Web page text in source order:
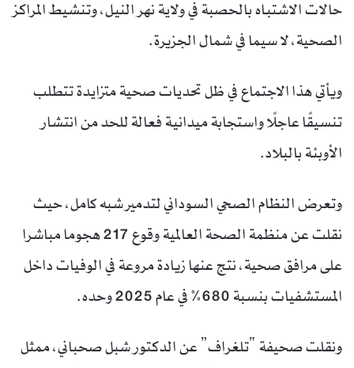
حالات الاشتباه بالحصبة في ولاية نهر النيل، وتنشيط المراكز
الصحية، لا سيما في شمال الجزيرة.
ويأتي هذا الاجتماع في ظل تحديات صحية متزايدة تتطلب
تنسيقًا عاجلًا واستجابة ميدانية فعالة للحد من انتشار
الأوبئة بالبلاد.
وتعرض النظام الصحي السوداني لتدمير شبه كامل، حيث
نقلت عن منظمة الصحة العالمية وقوع 217 هجوما مباشرا
على مرافق صحية، نتج عنها زيادة مروعة في الوفيات داخل
المستشفيات بنسبة 680% في عام 2025 وحده.
ونقلت صحيفة “تلغراف” عن الدكتور شبل صحباني، ممثل